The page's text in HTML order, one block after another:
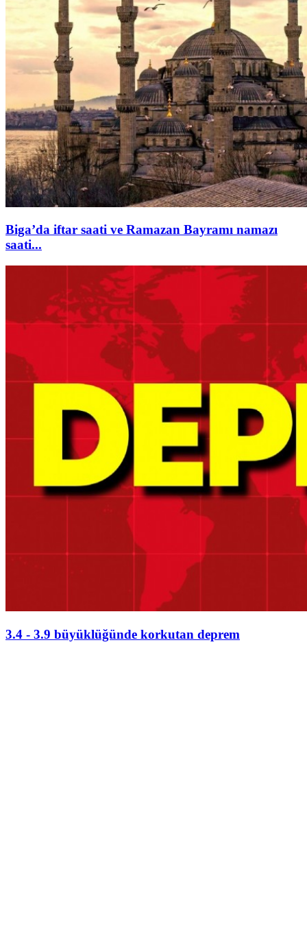
Biga’da iftar saati ve Ramazan Bayramı namazı
saati...
3.4 - 3.9 büyüklüğünde korkutan deprem